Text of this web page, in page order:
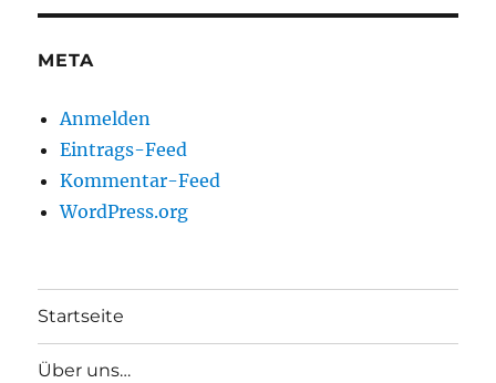
META
Anmelden
Eintrags-Feed
Kommentar-Feed
WordPress.org
Startseite
Über uns…